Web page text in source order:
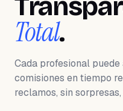
Total.
Cada profesional
comisiones en tiempo
reclamos, sin